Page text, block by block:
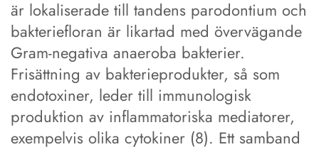
är lokaliserade till tandens parodontium och
bakteriefloran är likartad med övervägande
Gram-negativa anaeroba bakterier.
Frisättning av bakterieprodukter, så som
endotoxiner, leder till immunologisk
produktion av inflammatoriska mediatorer,
exempelvis olika cytokiner (8). Ett samband